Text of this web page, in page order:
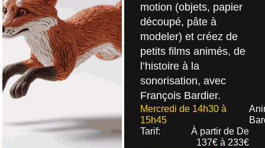
motion (objets, papier
découpé, pâte à
modeler) et créez de
petits films animés, de
l’histoire à la
sonorisation, avec
François Bardier.
Mercredi de 14h30 à
15h45
Tarif:
À partir de De
137€ à 233€